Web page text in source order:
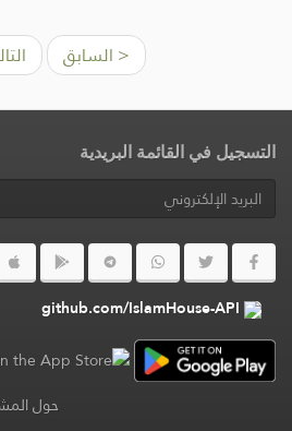
< السابق
التسجيل في القائمة البريدية
github.com/IslamHouse-API
حول